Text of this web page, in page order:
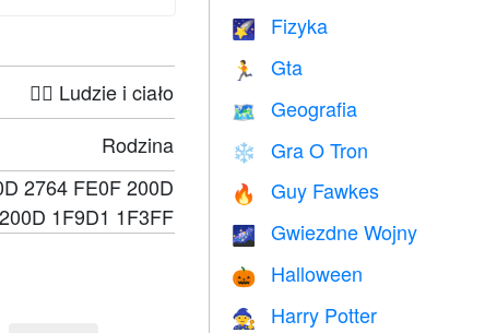
🤦‍♀️ Ludzie i ciało
Rodzina
2764 FE0F 200D
1F9D1 1F3FF
🌠 Fizyka
🏃 Gta
🗺 Geografia
❄️ Gra O Tron
🔥 Guy Fawkes
🌌 Gwiezdne Wojny
🎃 Halloween
🧙 Harry Potter